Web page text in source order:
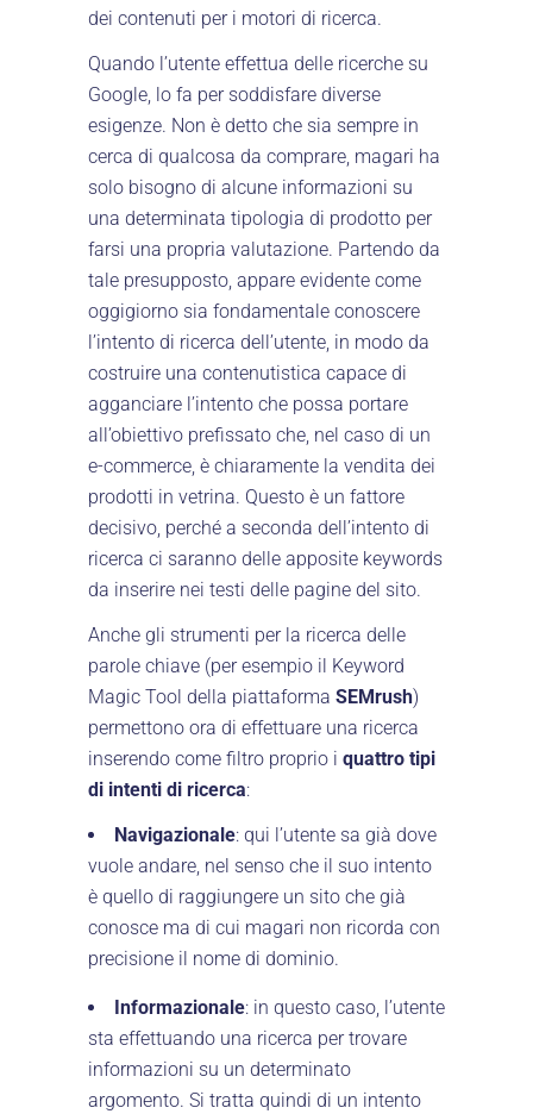
dei contenuti per i motori di ricerca.
Quando l’utente effettua delle ricerche su
Google, lo fa per soddisfare diverse
esigenze. Non è detto che sia sempre in
cerca di qualcosa da comprare, magari ha
solo bisogno di alcune informazioni su
una determinata tipologia di prodotto per
farsi una propria valutazione. Partendo da
tale presupposto, appare evidente come
oggigiorno sia fondamentale conoscere
l’intento di ricerca dell’utente, in modo da
costruire una contenutistica capace di
agganciare l’intento che possa portare
all’obiettivo prefissato che, nel caso di un
e-commerce, è chiaramente la vendita dei
prodotti in vetrina. Questo è un fattore
decisivo, perché a seconda dell’intento di
ricerca ci saranno delle apposite keywords
da inserire nei testi delle pagine del sito.
Anche gli strumenti per la ricerca delle
parole chiave (per esempio il Keyword
Magic Tool della piattaforma SEMrush)
permettono ora di effettuare una ricerca
inserendo come filtro proprio i quattro tipi
di intenti di ricerca:
Navigazionale: qui l’utente sa già dove
vuole andare, nel senso che il suo intento
è quello di raggiungere un sito che già
conosce ma di cui magari non ricorda con
precisione il nome di dominio.
Informazionale: in questo caso, l’utente
sta effettuando una ricerca per trovare
informazioni su un determinato
argomento. Si tratta quindi di un intento